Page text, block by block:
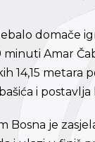
domače
minuti Amar
14,15 metara
i postavlja
Bosna je